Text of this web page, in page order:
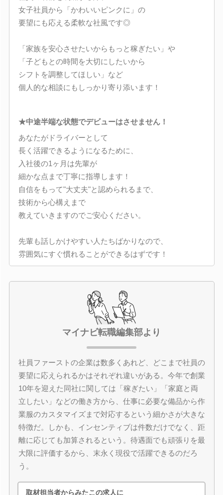
女子社員から「かわいいピンクに」の
要望にも応える柔軟な社風です◎
「家族を安心させたいからもっと稼ぎたい」や
「子どもとの時間を大切にしたいから
シフトを調整してほしい」など
個人的な相談にもしっかり寄り添います！
★中途半端な状態でデビューはさせません！
あなたがドライバーとして
長く活躍できるようになるために、
入社後の1ヶ月は先輩が
細かな点まで丁寧に指導します！
自信をもって"大丈夫"と認められるまで、
技術から心構えまで
教えていきますのでご安心ください。
先輩も話しかけやすい人たちばかりなので、
雰囲気にすぐ慣れることができるはずです！
マイナビ転職編集部より
社員ファーストの企業は数多くあれど、どこまで社員の
要望に応えられるかはそれぞれ違いがある。今年で創業
10年を迎えた同社に関しては「稼ぎたい」「家庭と両
立したい」などの働き方から、仕事に必要な備品から作
業服のカスタマイズまで対応するという細かさが大きな
特徴だ。しかも、インセンティブは件数だけでなく、距
離に応じても加算されるという。待遇面でも頑張りを最
大限に評価するから、末永く現役で活躍できるのだろ
う。
取材担当者からみたこの求人に